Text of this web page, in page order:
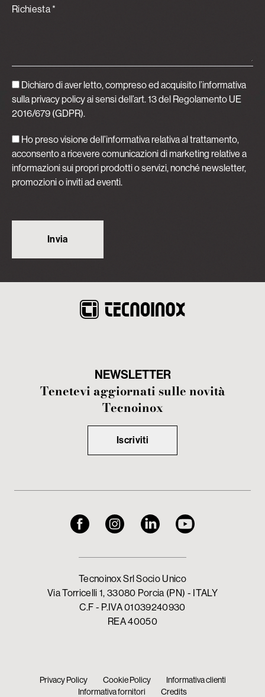
Richiesta *
Dichiaro di aver letto, compreso ed acquisito l’informativa
sulla privacy policyai sensi dell’art. 13 del Regolamento UE
2016/679 (GDPR).
Ho preso visione dell’informativa relativa al trattamento,
acconsento a ricevere comunicazioni di marketing relative a
informazioni sui propri prodotti o servizi, nonché newsletter,
promozioni o inviti ad eventi.
NEWSLETTER
Tenetevi aggiornati sulle novità
Tecnoinox
Iscriviti
Tecnoinox Srl Socio Unico
Via Torricelli 1, 33080 Porcia (PN) - ITALY
C.F - P.IVA 01039240930
REA 40050
Privacy Policy Cookie Policy
Informativa clienti
Informativa fornitori
Credits